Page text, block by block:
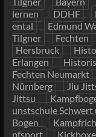
lernen
DDHF
ental
Edmund
Tilgner
Fechten
Hersbruck
Erlangen
Fechten Neumarkt
Nürnberg
Jiu
Jittsu
unstschule Schwert
Bogen
pfsport